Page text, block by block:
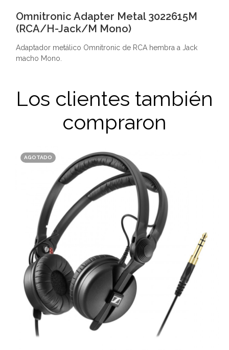
Omnitronic Adapter Metal 3022615M
(RCA/H-Jack/M Mono)
Adaptador metálico Omnitronic de RCA hembra a Jack
macho Mono.
Los clientes también
compraron
AGOTADO